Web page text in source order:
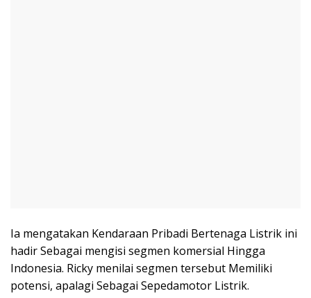
Ia mengatakan Kendaraan Pribadi Bertenaga Listrik ini
hadir Sebagai mengisi segmen komersial Hingga
Indonesia. Ricky menilai segmen tersebut Memiliki
potensi, apalagi Sebagai Sepedamotor Listrik.